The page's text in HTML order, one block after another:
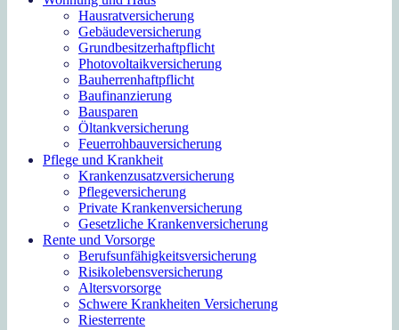
Hausratversicherung
Gebäudeversicherung
Grundbesitzerhaftpflicht
Photovoltaikversicherung
Bauherrenhaftpflicht
Baufinanzierung
Bausparen
Öltankversicherung
Feuerrohbauversicherung
Pflege und Krankheit
Krankenzusatzversicherung
Pflegeversicherung
Private Krankenversicherung
Gesetzliche Krankenversicherung
Rente und Vorsorge
Berufs­unfähigkeitsversicherung
Risikolebensversicherung
Altersvorsorge
Schwere Krankheiten Versicherung
Riesterrente